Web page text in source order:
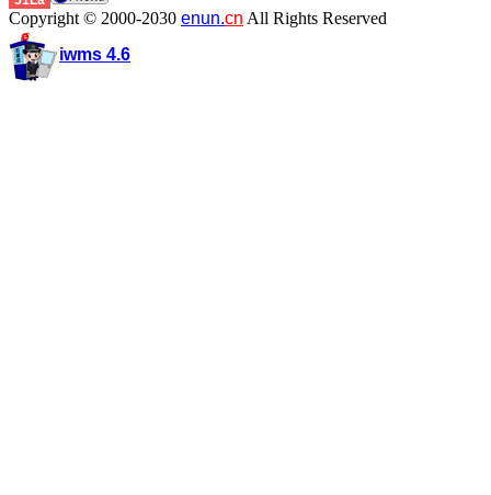
Copyright © 2000-2030 enun.cn All Rights Reserved
iwms 4.6